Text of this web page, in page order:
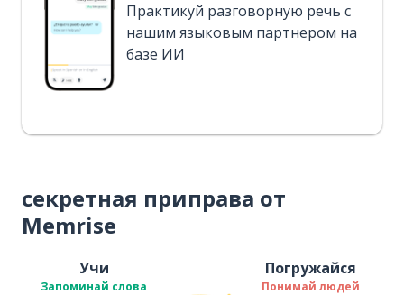
Практикуй разговорную речь с
нашим языковым партнером на
базе ИИ
секретная приправа от
Memrise
Учи
Запоминай слова
Погружайся
Понимай людей